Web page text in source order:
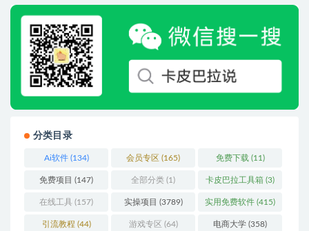
分类目录
Ai软件(134) 会员专区 (165) 免费下载 (11)
免费项目 (147) 全部分类 (1) 卡皮巴拉工具箱 (3)
在线工具 (157) 实操项目 (3789) 实用免费软件 (415)
引流教程 (44) 游戏专区 (64) 电商大学 (358)